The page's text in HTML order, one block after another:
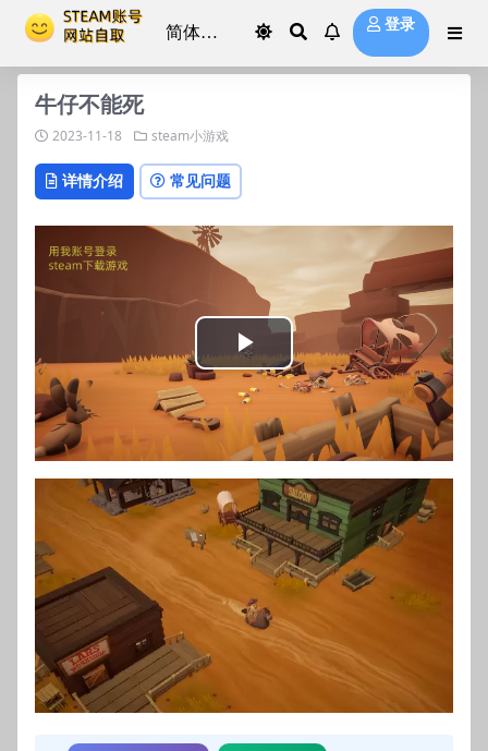
登录
牛仔不能死
2023-11-18 steam小游戏
详情介绍 常见问题
Play
Video